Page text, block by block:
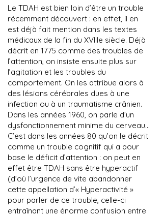
​Le TDAH est bien loin d’être un trouble
récemment découvert : en effet, il en
est déjà fait mention dans les textes
médicaux de la fin du XVIIIe siècle. Déjà
décrit en 1775 comme des troubles de
l’attention, on insiste ensuite plus sur
l’agitation et les troubles du
comportement. On les attribue alors à
des lésions cérébrales dues à une
infection ou à un traumatisme crânien.
Dans les années 1960, on parle d’un
dysfonctionnement minime du cerveau…
C’est dans les années 80 qu’on le décrit
comme un trouble cognitif qui a pour
base le déficit d’attention : on peut en
effet être TDAH sans être hyperactif
(d’où l’urgence de vite abandonner
cette appellation d’« Hyperactivité »
pour parler de ce trouble, celle-ci
entraînant une énorme confusion entre